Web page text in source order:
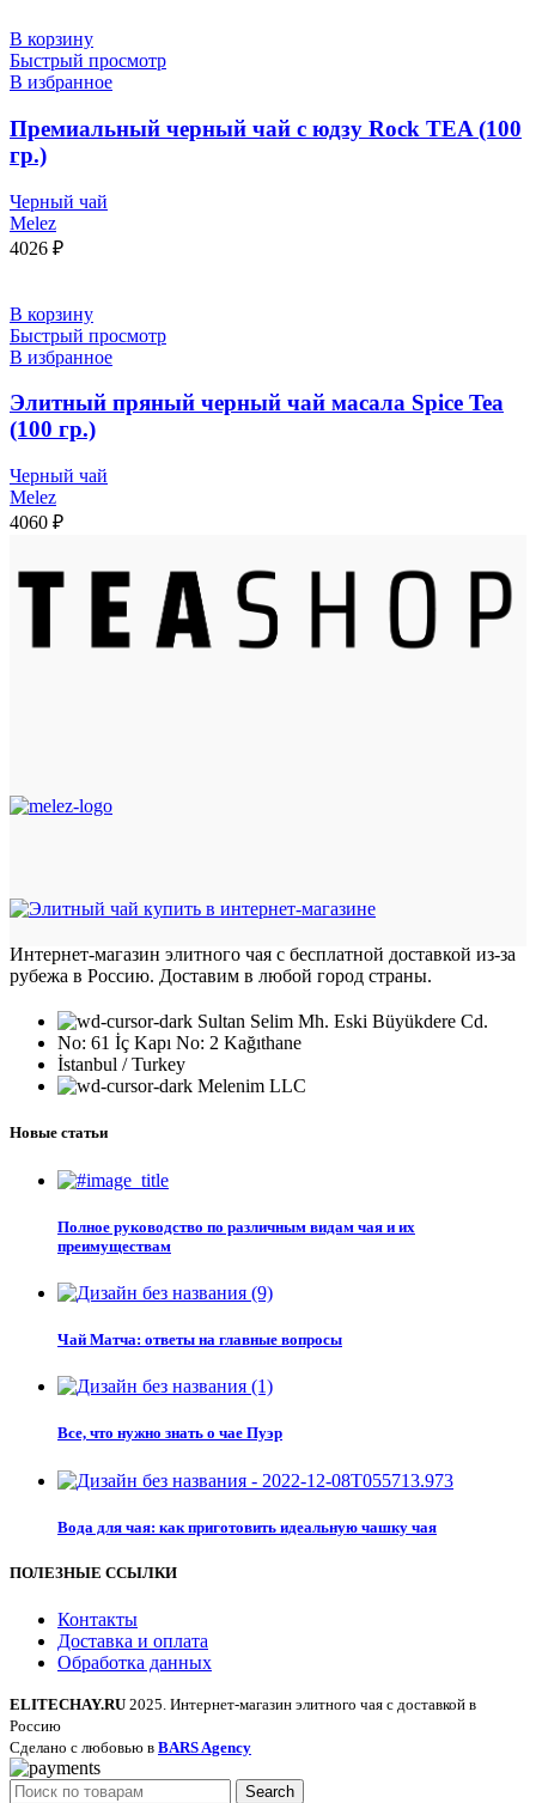
В корзину
Быстрый просмотр
В избранное
Премиальный черный чай с юдзу Rock TEA (100
гр.)
Черный чай
Melez
4026 ₽
В корзину
Быстрый просмотр
В избранное
Элитный пряный черный чай масала Spice Tea
(100 гр.)
Черный чай
Melez
4060 ₽
Интернет-магазин элитного чая с бесплатной доставкой из-за
рубежа в Россию. Доставим в любой город страны.
Sultan Selim Mh. Eski Büyükdere Cd.
No: 61 İç Kapı No: 2 Kağıthane
İstanbul / Turkey
Melenim LLC
Новые статьи
Полное руководство по различным видам чая и их
преимуществам
Чай Матча: ответы на главные вопросы
Все, что нужно знать о чае Пуэр
Вода для чая: как приготовить идеальную чашку чая
ПОЛЕЗНЫЕ ССЫЛКИ
Контакты
Доставка и оплата
Обработка данных
ELITECHAY.RU 2025. Интернет-магазин элитного чая с доставкой в
Россию
Сделано с любовью в BARS Agency
Search